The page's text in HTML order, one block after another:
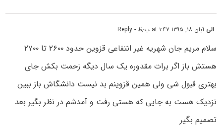
الی آبان ۱۸, ۱۳۹۵ at ۱:۴۷ ب٫ظ - Reply
سلام مریم جان شهریه غیر انتفاعی قزوین حدود ۲۶۰۰ تا ۲۷۰۰
هستش باز اگر برات مقدوره یک سال دیگه زحمت بکش جای
بهتری قبول شی ولی همین قزوینم بد نیست دانشگاش باز ببین
نزدیک هست به جایی که هستی رفت و آمدشم در نظر بگیر بعد
تصمیم بگیر